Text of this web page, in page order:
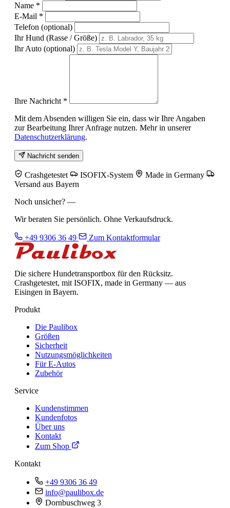
Name *
E-Mail *
Telefon (optional)
Ihr Hund (Rasse / Größe)
Ihr Auto (optional)
Ihre Nachricht *
Mit dem Absenden willigen Sie ein, dass wir Ihre Angaben
zur Bearbeitung Ihrer Anfrage nutzen. Mehr in unserer
Datenschutzerklärung.
Nachricht senden
Crashgetestet ISOFIX-System
Made in Germany
Versand aus Bayern
Noch unsicher? —
Wir beraten Sie persönlich. Ohne Verkaufsdruck.
+49 9306 36 49 Zum Kontaktformular
Die sichere Hundetransportbox für den Rücksitz.
Crashgetestet, mit ISOFIX, made in Germany — aus
Eisingen in Bayern.
Produkt
Die Paulibox
Größen
Sicherheit
Nutzungsmöglichkeiten
Für E-Autos
Zubehör
Service
Kundenstimmen
Kundenfotos
Über uns
Kontakt
Zum Shop
Kontakt
+49 9306 36 49
info@paulibox.de
Dornbuschweg 3